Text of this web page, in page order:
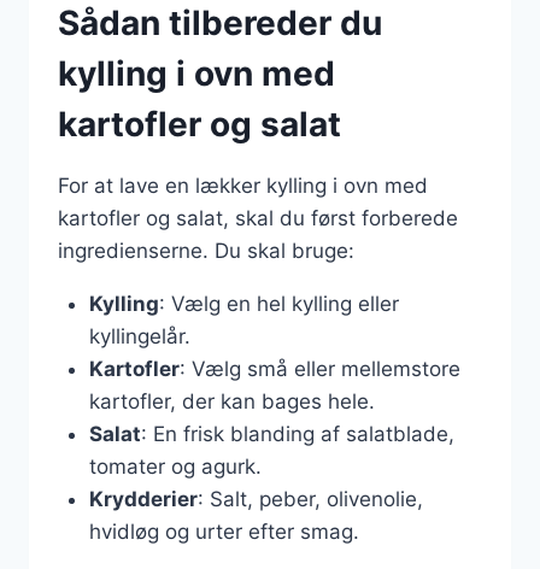
Sådan tilbereder du
kylling i ovn med
kartofler og salat
For at lave en lækker kylling i ovn med
kartofler og salat, skal du først forberede
ingredienserne. Du skal bruge:
Kylling: Vælg en hel kylling eller
kyllingelår.
Kartofler: Vælg små eller mellemstore
kartofler, der kan bages hele.
Salat: En frisk blanding af salatblade,
tomater og agurk.
Krydderier: Salt, peber, olivenolie,
hvidløg og urter efter smag.